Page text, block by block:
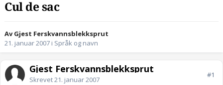
Cul de sac
Av Gjest Ferskvannsblekksprut
21. januar 2007 i Språk og navn
Gjest Ferskvannsblekksprut
Skrevet21. januar 2007
#1